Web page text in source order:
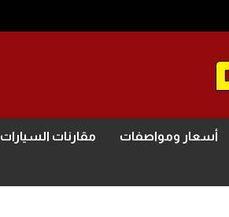
أسعار ومواصفات مقارنات السيارات